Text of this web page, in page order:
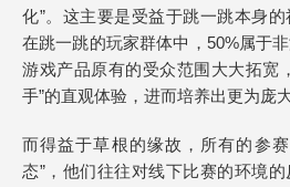
化”。这主要是受益于跳一跳本身
在跳一跳的玩家群体中，50%属于
游戏产品原有的受众范围大大拓宽
手”的直观体验，进而培养出更为庞
而得益于草根的缘故，所有的参
态”，他们往往对线下比赛的环境